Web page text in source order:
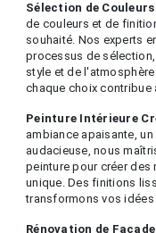
Sélection de
de couleurs et de
souhaité. Nos experts
processus de
style et de
chaque choix contribue
Peinture Intérieure
ambiance apaisante,
audacieuse, nous
peinture pour créer des
unique. Des finitions
transformons vos idées
Rénovation de